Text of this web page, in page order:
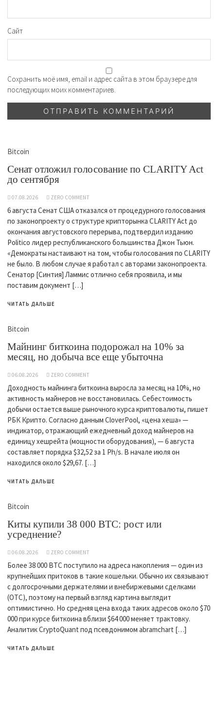
Сайт
Сохранить моё имя, email и адрес сайта в этом браузере для
последующих моих комментариев.
Bitcoin
Сенат отложил голосование по CLARITY Act
до сентября
07.08.2026 ZERO COMMENT
6 августа Сенат США отказался от процедурного голосования
по законопроекту о структуре крипторынка CLARITY Act до
окончания августовского перерыва, подтвердил изданию
Politico лидер республиканского большинства Джон Тьюн.
«Демократы настаивают на том, чтобы голосования по CLARITY
не было. В любом случае я работал с авторами законопроекта.
Сенатор [Синтия] Ламмис отлично себя проявила, и мы
поставим документ […]
ЧИТАТЬ ДАЛЬШЕ
Bitcoin
Майнинг биткоина подорожал на 10% за
месяц, но добыча все еще убыточна
06.08.2026 ZERO COMMENT
Доходность майнинга биткоина выросла за месяц на 10%, но
активность майнеров не восстановилась. Себестоимость
добычи остается выше рыночного курса криптовалюты, пишет
РБК Крипто. Согласно данным CloverPool, «цена хеша» —
индикатор, отражающий ежедневный доход майнеров на
единицу хешрейта (мощности оборудования), — 6 августа
составляет порядка $32,52 за 1 Ph/s. В начале июля он
находился около $29,67. […]
ЧИТАТЬ ДАЛЬШЕ
Bitcoin
Киты купили 38 000 BTC: рост или
усреднение?
06.08.2026 ZERO COMMENT
Более 38 000 BTC поступило на адреса накопления — один из
крупнейших притоков в такие кошельки. Обычно их связывают
с долгосрочными держателями и внебиржевыми сделками
(OTC), поэтому на первый взгляд картина выглядит
оптимистично. Но средняя цена входа таких адресов около $70
000 при курсе биткоина вблизи $64 000 меняет трактовку.
Аналитик CryptoQuant под псевдонимом abramchart […]
ЧИТАТЬ ДАЛЬШЕ